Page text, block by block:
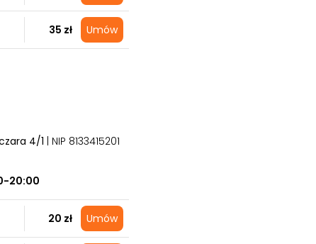
35 zł Umów
4/1 | NIP 8133415201
20:00
20 zł Umów